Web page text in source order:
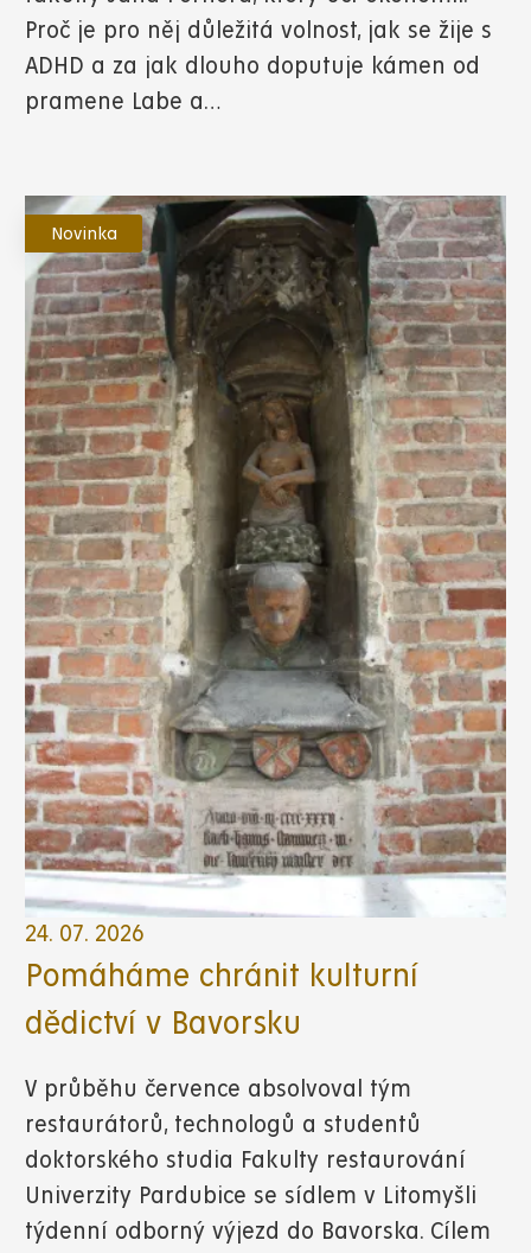
Proč je pro něj důležitá volnost, jak se žije s
ADHD a za jak dlouho doputuje kámen od
pramene Labe a…
Novinka
24. 07. 2026
Pomáháme chránit kulturní
dědictví v Bavorsku
V průběhu července absolvoval tým
restaurátorů, technologů a studentů
doktorského studia Fakulty restaurování
Univerzity Pardubice se sídlem v Litomyšli
týdenní odborný výjezd do Bavorska. Cílem